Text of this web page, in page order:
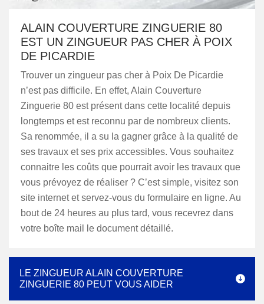
ALAIN COUVERTURE ZINGUERIE 80
EST UN ZINGUEUR PAS CHER À POIX
DE PICARDIE
Trouver un zingueur pas cher à Poix De Picardie
n’est pas difficile. En effet, Alain Couverture
Zinguerie 80 est présent dans cette localité depuis
longtemps et est reconnu par de nombreux clients.
Sa renommée, il a su la gagner grâce à la qualité de
ses travaux et ses prix accessibles. Vous souhaitez
connaitre les coûts que pourrait avoir les travaux que
vous prévoyez de réaliser ? C’est simple, visitez son
site internet et servez-vous du formulaire en ligne. Au
bout de 24 heures au plus tard, vous recevrez dans
votre boîte mail le document détaillé.
LE ZINGUEUR ALAIN COUVERTURE
ZINGUERIE 80 PEUT VOUS AIDER